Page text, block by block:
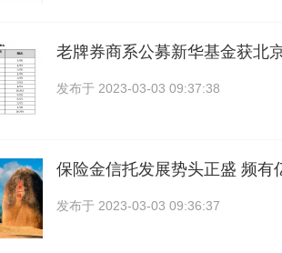
老牌券商系公募新华基金获北
发布于 2023-03-03 09:37:38
保险金信托发展势头正盛 频有
发布于 2023-03-03 09:36:37